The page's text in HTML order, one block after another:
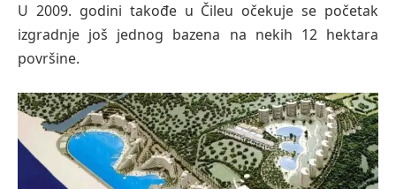
U 2009. godini takođe u Čileu očekuje se početak
izgradnje još jednog bazena na nekih 12 hektara
površine.